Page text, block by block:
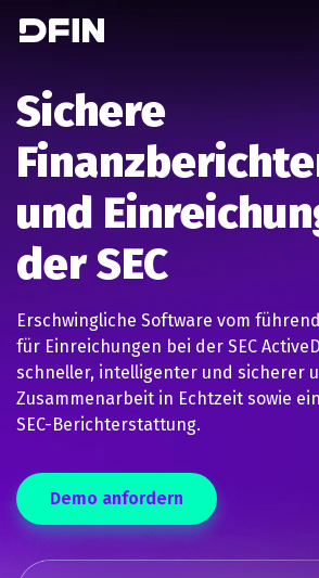
Sichere
und
der SEC
Erschwingliche Software vom
für Einreichungen bei der SEC
schneller, intelligenter und sicherer
Zusammenarbeit in Echtzeit sowie
SEC-Berichterstattung.
Demo anfordern